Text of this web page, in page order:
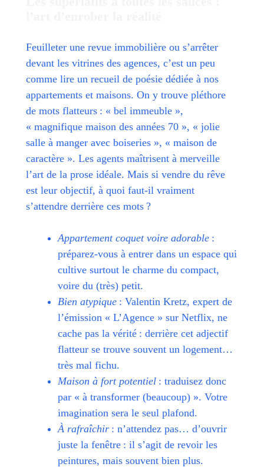
Feuilleter une revue immobilière ou s’arrêter
devant les vitrines des agences, c’est un peu
comme lire un recueil de poésie dédiée à nos
appartements et maisons. On y trouve pléthore
de mots flatteurs : « bel immeuble »,
« magnifique maison des années 70 », « jolie
salle à manger avec boiseries », « maison de
caractère ». Les agents maîtrisent à merveille
l’art de la prose idéale. Mais si vendre du rêve
est leur objectif, à quoi faut-il vraiment
s’attendre derrière ces mots ?
Appartement coquet voire adorable :
préparez-vous à entrer dans un espace qui
cultive surtout le charme du compact,
voire du (très) petit.
Bien atypique : Valentin Kretz, expert de
l’émission « L’Agence » sur Netflix, ne
cache pas la vérité : derrière cet adjectif
flatteur se trouve souvent un logement…
très mal fichu.
Maison à fort potentiel : traduisez donc
par « à transformer (beaucoup) ». Votre
imagination sera le seul plafond.
À rafraîchir : n’attendez pas… d’ouvrir
juste la fenêtre : il s’agit de revoir les
peintures, mais souvent bien plus.